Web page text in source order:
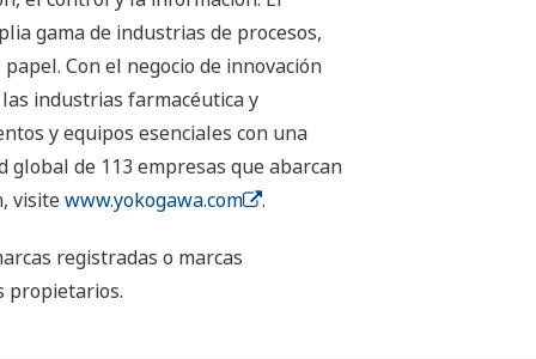
gama de industrias de procesos,
Con el negocio de innovación
industrias farmacéutica y
y equipos esenciales con una
global de 113 empresas que abarcan
visitewww.yokogawa.com .
registradas o marcas
propietarios.